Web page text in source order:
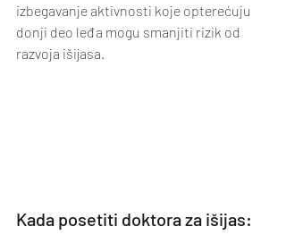
izbegavanje aktivnosti koje opterećuju
donji deo leđa mogu smanjiti rizik od
razvoja išijasa.
Kada posetiti doktora za išijas: